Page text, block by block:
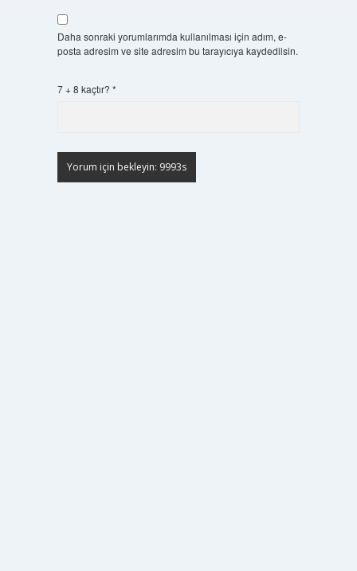
Daha sonraki yorumlarımda kullanılması için adım, e-
posta adresim ve site adresim bu tarayıcıya kaydedilsin.
7 + 8 kaçtır? *